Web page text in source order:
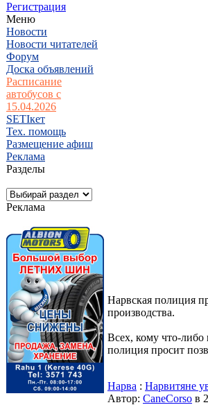
Регистрация
Меню
Новости
Новости читателей
Форум
Доска объявлений
Расписание
автобусов с
15.04.2026
SETIкет
Тех. помощь
Размещение афиш
Реклама
Разделы
Реклама
Нарвская полиция
производства.
Всех, кому что-либо
полиция просит
Нарва : Нарвитяне
Автор: CaneCorso в